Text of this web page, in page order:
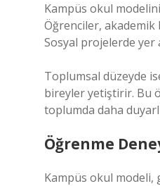
Kampüs okul
Öğrenciler,
Sosyal projelerde yer
Toplumsal düzeyde
bireyler yetiştirir. Bu
toplumda daha
Öğrenme
Kampüs okul modeli,